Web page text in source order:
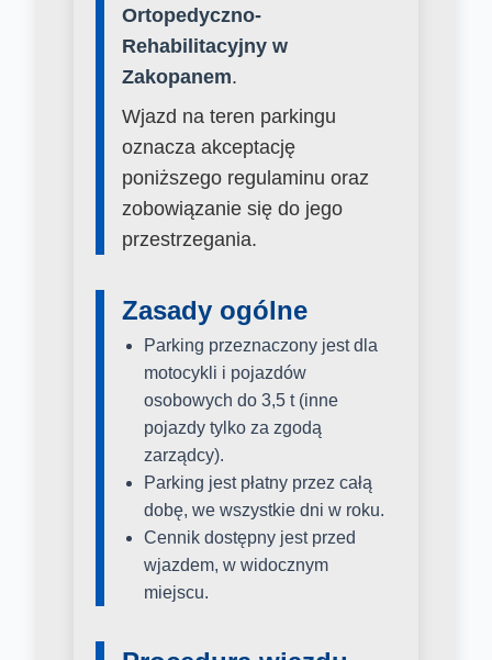
Ortopedyczno-
Rehabilitacyjny w
Zakopanem.
Wjazd na teren parkingu
oznacza akceptację
poniższego regulaminu oraz
zobowiązanie się do jego
przestrzegania.
Zasady ogólne
Parking przeznaczony jest dla
motocykli i pojazdów
osobowych do 3,5 t (inne
pojazdy tylko za zgodą
zarządcy).
Parking jest płatny przez całą
dobę, we wszystkie dni w roku.
Cennik dostępny jest przed
wjazdem, w widocznym
miejscu.